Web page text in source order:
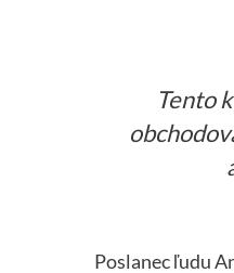
Tento
Poslanec ľudu